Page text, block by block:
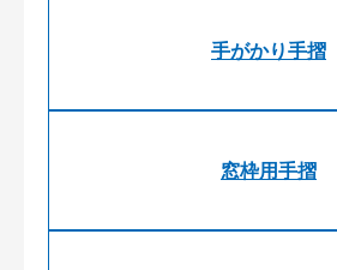
手がかり手摺
窓枠用手摺